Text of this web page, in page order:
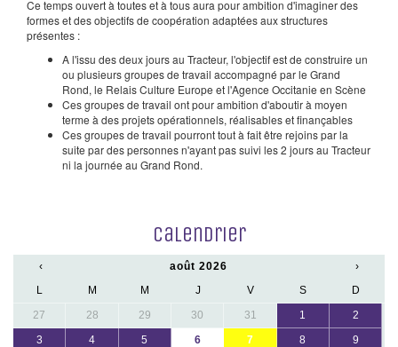
Ce temps ouvert à toutes et à tous aura pour ambition d'imaginer des
formes et des objectifs de coopération adaptées aux structures
présentes :
A l'issu des deux jours au Tracteur, l'objectif est de construire un
ou plusieurs groupes de travail accompagné par le Grand
Rond, le Relais Culture Europe et l'Agence Occitanie en Scène
Ces groupes de travail ont pour ambition d'aboutir à moyen
terme à des projets opérationnels, réalisables et finançables
Ces groupes de travail pourront tout à fait être rejoins par la
suite par des personnes n'ayant pas suivi les 2 jours au Tracteur
ni la journée au Grand Rond.
Calendrier
‹ août 2026
›
L
M M J V S
D
27
28 29 30 31 1
2
3
4 5 6 7 8
9